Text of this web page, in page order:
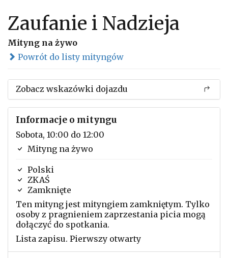
Zaufanie i Nadzieja
Mityng na żywo
Powrót do listy mityngów
Zobacz wskazówki dojazdu
Informacje o mityngu
Sobota, 10:00 do 12:00
Mityng na żywo
Polski
ZKAŚ
Zamknięte
Ten mityng jest mityngiem zamkniętym. Tylko
osoby z pragnieniem zaprzestania picia mogą
dołączyć do spotkania.
Lista zapisu. Pierwszy otwarty